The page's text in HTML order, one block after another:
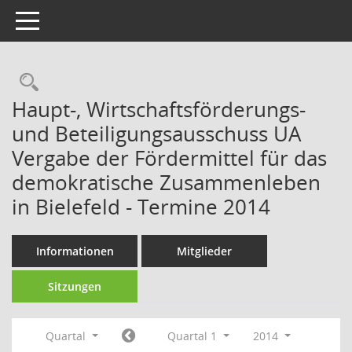
Toggle navigation
Rechercheauswahl
Haupt-, Wirtschaftsförderungs-
und Beteiligungsausschuss UA
Vergabe der Fördermittel für das
demokratische Zusammenleben
in Bielefeld - Termine 2014
Informationen Mitglieder
Sitzungen
Quartal Quartal 1
2014